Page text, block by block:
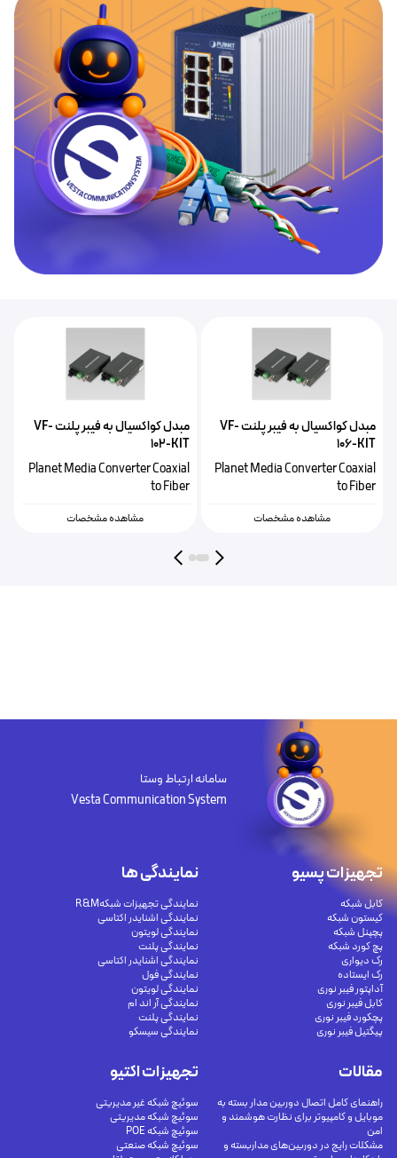
مبدل کواکسیال به فیبر پلنت VF-
106-KIT
Planet Media Converter Coaxial
to Fiber
مشاهده مشخصات
مبدل کواکسیال به فیبر پلنت VF-
102-KIT
Planet Media Converter Coaxial
to Fiber
مشاهده مشخصات
سامانه ارتباط وستا
Vesta Communication System
تجهیزات پسیو
کابل شبکه
کیستون شبکه
پچپنل شبکه
پچ کورد شبکه
رک دیواری
رک ایستاده
آداپتور فیبر نوری
کابل فیبر نوری
پچکورد فیبر نوری
پیگتیل فیبر نوری
تجهیزات اکتیو
سوئیچ شبکه غیر مدیریتی
سوئیچ شبکه مدیریتی
سوئیچ شبکه POE
سوئیچ شبکه صنعتی
نمایندگی ها
نمایندگی تجهیزات شبکهR&M
نمایندگی اشنایدر اکتاسی
نمایندگی لویتون
نمایندگی پلنت
نمایندگی اشنایدر اکتاسی
نمایندگی فول
نمایندگی لویتون
نمایندگی آر اند ام
نمایندگی پلنت
نمایندگی سیسکو
مقالات
راهنمای کامل اتصال دوربین مدار بسته به
موبایل و کامپیوتر برای نظارت هوشمند و
امن
مشکلات رایج در دوربین‌های مداربسته و